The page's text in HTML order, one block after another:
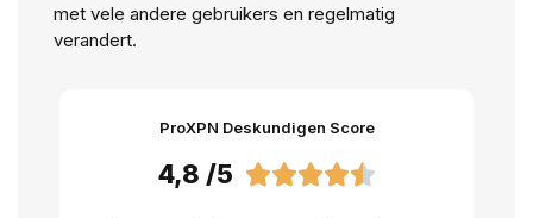
met vele andere gebruikers en regelmatig
verandert.
ProXPN Deskundigen Score
4,8 /5 